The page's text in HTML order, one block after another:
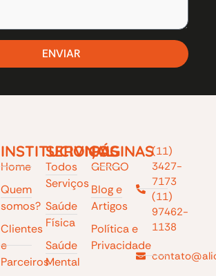
ENVIAR
INSTITUCIONAL
Home
Quem
somos?
Clientes
e
Parceiros
SERVIÇOS
Todos
Serviços
Saúde
Física
Saúde
Mental
PÁGINAS
GERGO
Blog e
Artigos
Política e
Privacidade
(11)
3427-
7173
(11)
97462-
1138